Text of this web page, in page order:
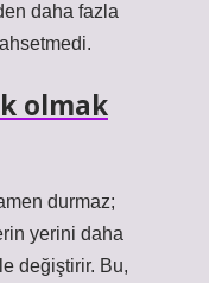
daha fazla
olmak
durmaz;
yerini daha
değiştirir. Bu,